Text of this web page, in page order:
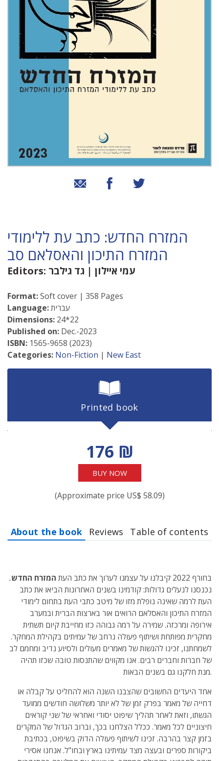
שיתוף באמצעות אימייל
שיתוף בפייסבוק
המזרח החדש: כתב עת ללימודי
המזרח התיכון והאסלאם סב
Editors: עמי איילון | גד גילבר
Format:Soft cover | 358 Pages
Language:עברית
Dimensions: 24*22
Published on: Dec.-2023
ISBN: 1565-9658 (2023)
Categories: Non-Fiction | New East
Printed book
Discount price
176 ₪
BUY NOW
(Approximate price US$ 58.09)
About the book Reviews Table of contents
בחורף 2022 קיבלנו על עצמנו לערוך את כתב העת המזרח החדש.
נכנסנו לנעלים גדולות: קודמינו בשנים האחרונות הביאו את כתב
העת לרמה שאינה נופלת מזו של מיטב כתבי העת בתחום לימודי
המזרח התיכון והאסלאם הרואים אור בארצות הברית ובמערב
אירופה ומרכזה. שמירה על רמה גבוהה כזו מחייבת קיום תשתית
מחקרית מפותחת ושיתוף פעולה נרחב של עמיתים בקהילת המחקר.
לשמחתנו, זכינו להגשות של מאמרים מעולים ולסיוע נדיב ומחמם לב
של חברות וחברים רבים. אנו מקווים שהתנסות טובה שכזו תהיה
מנת חלקנו גם בשנים הבאות.
אחד היעדים החשובים שהצבנו השנה הוא להחליט על קבלה או
דחייה של מאמר בפרק זמן של לא יותר משלושה חודשים ממועד
הגשתו, וזאת לאחר תהליך שיפוט יסודי ואחראי של שני קוראים
חיצוניים לכל מאמר. ככלל הצלחנו בכך, וברוב הגדול של המקרים
בזמן קצר בהרבה. זכינו לשיתוף פעולה הדוק בשיפוט, בכתיבת
ביקורות ספרים ובעצה מצד עמיתינו בארץ ובחו"ל. אנחנו אסירי